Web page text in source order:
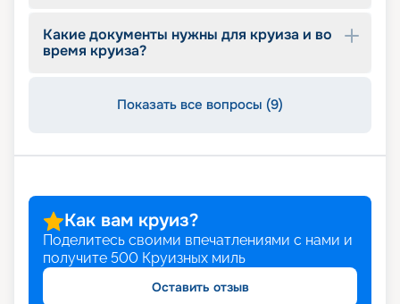
Какие документы нужны для круиза и во
время круиза?
Показать все вопросы (9)
Как вам круиз?
Поделитесь своими впечатлениями с нами и
получите 500 Круизных миль
Оставить отзыв